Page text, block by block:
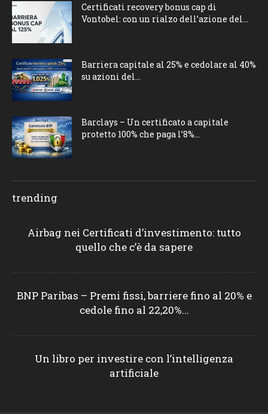
Certificati recovery bonus cap di
Vontobel: con un rialzo dell’azione del...
Barriera capitale al 25% e cedolare al 40%
su azioni del...
Barclays – Un certificato a capitale
protetto 100% che paga l’8%...
trending
Airbag nei Certificati d’investimento: tutto
quello che c’è da sapere
BNP Paribas – Premi fissi, barriere fino al 20% e
cedole fino al 22,20%...
Un libro per investire con l’intelligenza
artificiale